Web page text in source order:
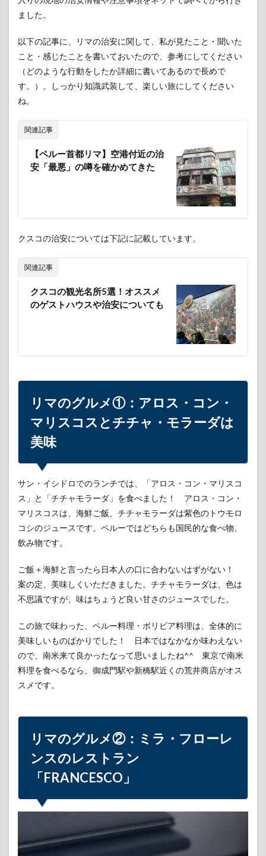
ました。
以下の記事に、リマの治安に関して、私が見たこと・聞いた
こと・感じたことを書いておいたので、参考にしてください
（どのような行動をしたか詳細に書いてあるので長めで
す。）。しっかり知識武装して、楽しい旅にしてください
ね。
関連記事
【ペルー首都リマ】空港付近の治
安「最悪」の噂を確かめてきた
クスコの治安については下記に記載しています。
関連記事
クスコの観光名所5選！オススメ
のゲストハウスや治安についても
リマのグルメ①：アロス・コン・
マリスコスとチチャ・モラーダは
美味
サン・イシドロでのランチでは、「アロス・コン・マリスコ
ス」と「チチャモラーダ」を食べました！ アロス・コン・
マリスコスは、海鮮ご飯、チチャモラーダは紫色のトウモロ
コシのジュースです。ペルーではどちらも国民的な食べ物、
飲み物です。
ご飯＋海鮮と言ったら日本人の口に合わないはずがない！
案の定、美味しくいただきました。チチャモラーダは、色は
不思議ですが、味はちょうど良い甘さのジュースでした。
この旅で味わった、ペルー料理・ボリビア料理は、全体的に
美味しいものばかりでした！ 日本ではなかなか味わえない
ので、南米来て良かったなって思いましたね^^ 東京で南米
料理を食べるなら、御成門駅や新橋駅近くの荒井商店がオス
スメです。
リマのグルメ②：ミラ・フローレ
ンスのレストラン
「FRANCESCO」